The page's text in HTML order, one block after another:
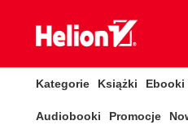
Kategorie Książki Ebooki
Audiobooki Promocje